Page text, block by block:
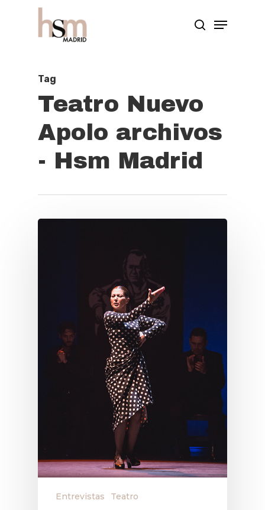
Tag
Teatro Nuevo
Apolo archivos
- Hsm Madrid
Entrevistas Teatro